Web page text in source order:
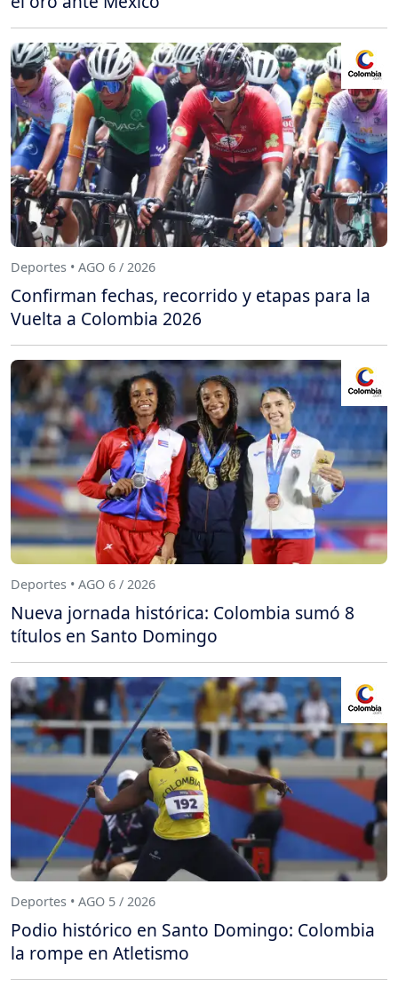
Deportes • AGO 6 / 2026
Confirman fechas, recorrido y etapas para la
Vuelta a Colombia 2026
Deportes • AGO 6 / 2026
Nueva jornada histórica: Colombia sumó 8
títulos en Santo Domingo
Deportes • AGO 5 / 2026
Podio histórico en Santo Domingo: Colombia
la rompe en Atletismo